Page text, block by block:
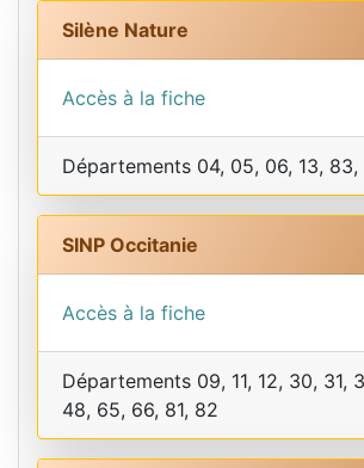
Silène Nature
Accès à la fiche
Départements 04, 05, 06, 13, 83,
SINP Occitanie
Accès à la fiche
Départements 09, 11, 12, 30, 31,
48, 65, 66, 81, 82